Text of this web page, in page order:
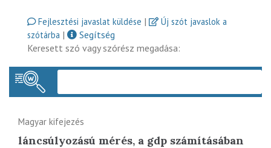
Fejlesztési javaslat küldése |
Új szót javaslok a
szótárba |
Segítség
Keresett szó vagy szórész megadása:
Magyar kifejezés
láncsúlyozású mérés, a gdp számításában